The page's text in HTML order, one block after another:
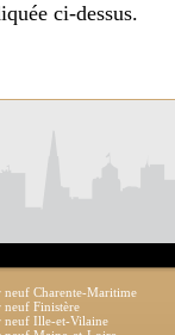
ci-dessus.
Charente-Maritime
Finistère
neuf Ille-et-Vilaine